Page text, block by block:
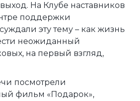
На Клубе наставников
поддержки
эту тему – как жизнь
неожиданный
на первый взгляд,
посмотрели
фильм «Подарок»,